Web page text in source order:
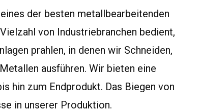
der besten metallbearbeitenden
von Industriebranchen bedient,
prahlen, in denen wir Schneiden,
ausführen. Wir bieten eine
hin zum Endprodukt. Das Biegen von
in unserer Produktion.